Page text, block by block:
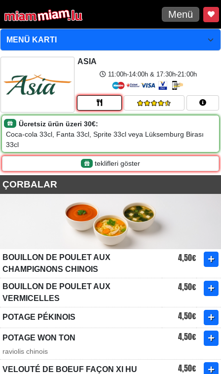
Menü
ASIA
11:00h-14:00h & 17:30h-21:00h
Ücretsiz ürün üzeri 30€:
Coca-cola 33cl, Fanta 33cl, Sprite 33cl veya Lüksemburg Birası
33cl
teklifleri göster
ÇORBALAR
BOUILLON DE POULET AUX
CHAMPIGNONS CHINOIS
4,50€
BOUILLON DE POULET AUX
VERMICELLES
4,50€
POTAGE PÉKINOIS 4,50€
POTAGE WON TON 4,50€
raviolis chinois
VELOUTÉ DE BOEUF FAÇON XI HU 4,50€